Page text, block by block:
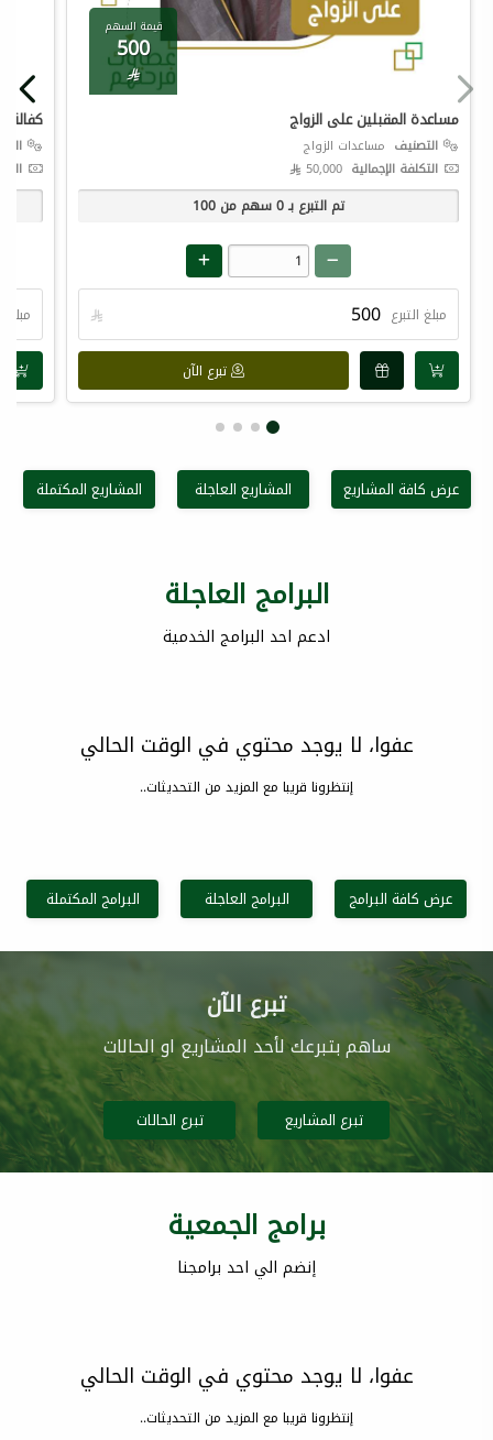
قيمة السهم
500

مساعدة المقبلين على الزواج
التصنيف مساعدات الزواج
التكلفة الإجمالية
تم التبرع بـ0سهم من 100
مبلغ التبرع 
تبرع الآن
كفالة
مبلغ
عرض كافة المشاريع المشاريع العاجلة المشاريع المكتملة
البرامج العاجلة
ادعم احد البرامج الخدمية
عفوا، لا يوجد محتوي في الوقت الحالي
إنتظرونا قريبا مع المزيد من التحديثات..
عرض كافة البرامج البرامج العاجلة البرامج المكتملة
تبرع الآن
ساهم بتبرعك لأحد المشاريع او الحالات
تبرع المشاريع تبرع الحالات
برامج الجمعية
إنضم الي احد برامجنا
عفوا، لا يوجد محتوي في الوقت الحالي
إنتظرونا قريبا مع المزيد من التحديثات..